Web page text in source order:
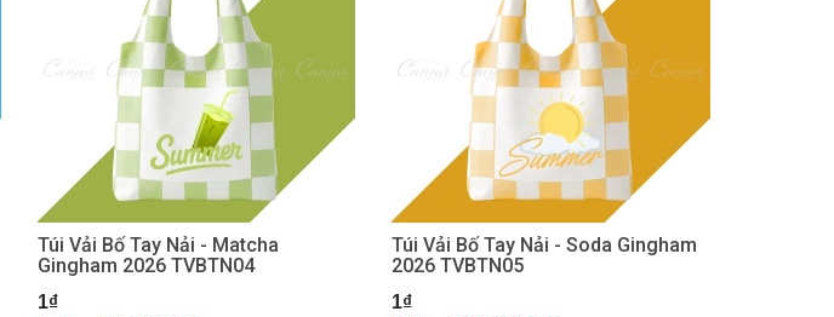
Túi Vải Bố Tay Nải - Matcha
Gingham 2026 TVBTN04
1₫
Túi Vải Bố Tay Nải - Soda Gingham
2026 TVBTN05
1₫